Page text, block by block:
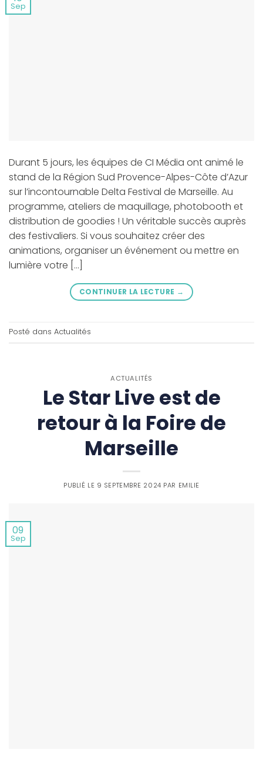
Sep
Durant 5 jours, les équipes de CI Média ont animé le
stand de la Région Sud Provence-Alpes-Côte d’Azur
sur l’incontournable Delta Festival de Marseille. Au
programme, ateliers de maquillage, photobooth et
distribution de goodies ! Un véritable succès auprès
des festivaliers. Si vous souhaitez créer des
animations, organiser un événement ou mettre en
lumière votre […]
CONTINUER LA LECTURE →
Posté dans Actualités
ACTUALITÉS
Le Star Live est de
retour à la Foire de
Marseille
PUBLIÉ LE 9 SEPTEMBRE 2024 PAR EMILIE
09
Sep